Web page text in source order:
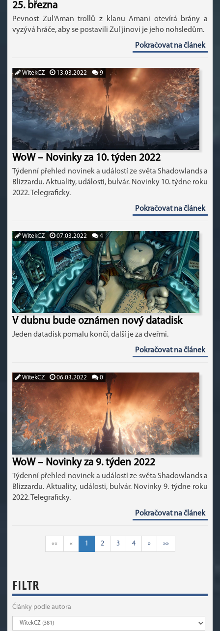
25. března
Pevnost Zul'Aman trollů z klanu Amani otevírá brány a
vyzývá hráče, aby se postavili Zul'jinovi je jeho nohsledům.
Pokračovat na článek
WitekCZ 13.03.2022 9
WoW – Novinky za 10. týden 2022
Týdenní přehled novinek a událostí ze světa Shadowlands a
Blizzardu. Aktuality, události, bulvár. Novinky 10. týdne roku
2022. Telegraficky.
Pokračovat na článek
WitekCZ 07.03.2022 4
V dubnu bude oznámen nový datadisk
Jeden datadisk pomalu končí, další je za dveřmi.
Pokračovat na článek
WitekCZ 06.03.2022 0
WoW – Novinky za 9. týden 2022
Týdenní přehled novinek a událostí ze světa Shadowlands a
Blizzardu. Aktuality, události, bulvár. Novinky 9. týdne roku
2022. Telegraficky.
Pokračovat na článek
«« « 1 2 3 4 » »»
FILTR
Články podle autora